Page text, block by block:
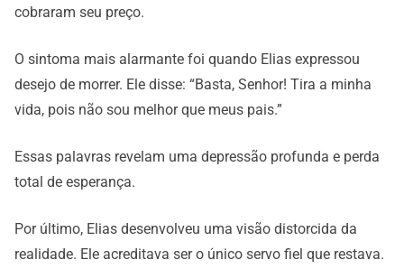
cobraram seu preço.
O sintoma mais alarmante foi quando Elias expressou
desejo de morrer. Ele disse: “Basta, Senhor! Tira a minha
vida, pois não sou melhor que meus pais.”
Essas palavras revelam uma depressão profunda e perda
total de esperança.
Por último, Elias desenvolveu uma visão distorcida da
realidade. Ele acreditava ser o único servo fiel que restava.